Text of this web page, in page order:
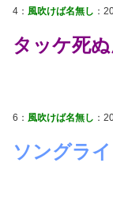
4： 風吹けば名無し ：
タッケ死
6： 風吹けば名無し ：
ソングラ